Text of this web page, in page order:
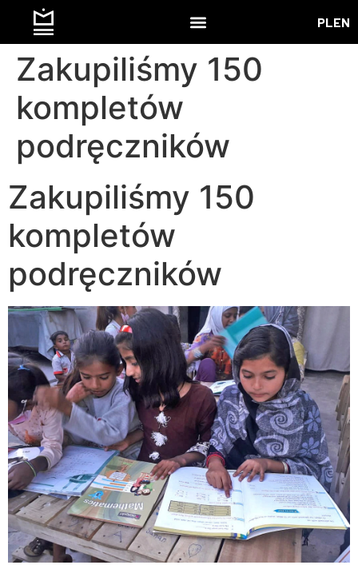
PL EN
Zakupiliśmy 150
kompletów
podręczników
Zakupiliśmy 150
kompletów
podręczników